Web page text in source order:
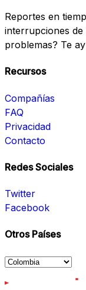
Reportes en
interrupciones de
problemas? Te
Recursos
Compañías
FAQ
Privacidad
Contacto
Redes Sociales
Twitter
Facebook
Otros Países